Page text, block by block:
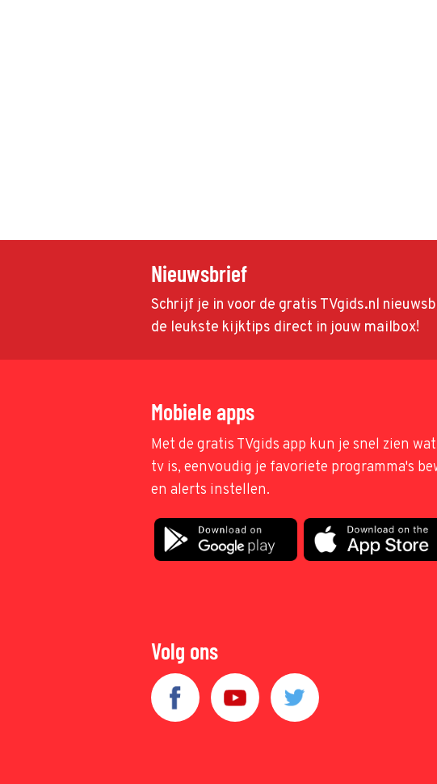
Nieuwsbrief
Schrijf je in voor de gratis TVgids.nl
de leukste kijktips direct in jouw mailbox!
Mobiele apps
Met de gratis TVgids app kun je snel zien
tv is, eenvoudig je favoriete programma's
en alerts instellen.
Volg ons